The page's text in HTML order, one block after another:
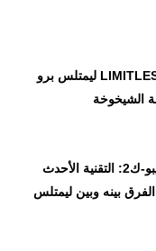
كبسولات LIMITLESS PRO AGING ليمتلس برو
الشيخوخة
ليمتلس اوسوفورتين د3 لايبو-ك2: التقنية الأحدث
بينه وبين ليمتلس